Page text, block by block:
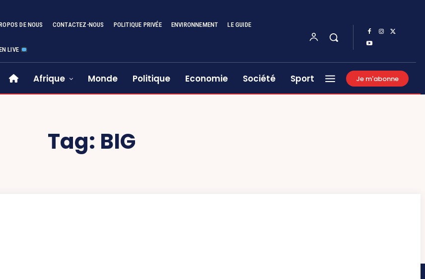
DE NOUS CONTACTEZ-NOUS POLITIQUE PRIVÉE ENVIRONNEMENT LE GUIDE
LIVE
Afrique Monde Politique Economie Société Sport Je m'abonne
Tag: BIG